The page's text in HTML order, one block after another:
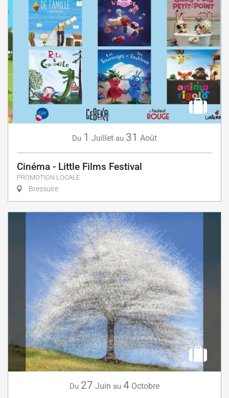
Du 1 Juillet au 31 Août
Cinéma - Little Films Festival
PROMOTION LOCALE
Bressuire
Du 27 Juin au 4 Octobre